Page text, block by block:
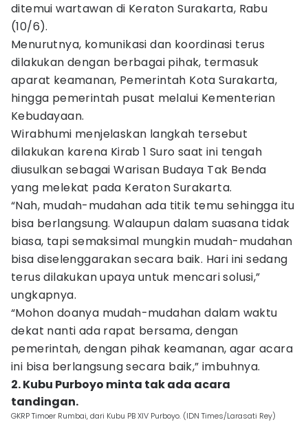
ditemui wartawan di Keraton Surakarta, Rabu
(10/6).
Menurutnya, komunikasi dan koordinasi terus
dilakukan dengan berbagai pihak, termasuk
aparat keamanan, Pemerintah Kota Surakarta,
hingga pemerintah pusat melalui Kementerian
Kebudayaan.
Wirabhumi menjelaskan langkah tersebut
dilakukan karena Kirab 1 Suro saat ini tengah
diusulkan sebagai Warisan Budaya Tak Benda
yang melekat pada Keraton Surakarta.
“Nah, mudah-mudahan ada titik temu sehingga itu
bisa berlangsung. Walaupun dalam suasana tidak
biasa, tapi semaksimal mungkin mudah-mudahan
bisa diselenggarakan secara baik. Hari ini sedang
terus dilakukan upaya untuk mencari solusi,”
ungkapnya.
“Mohon doanya mudah-mudahan dalam waktu
dekat nanti ada rapat bersama, dengan
pemerintah, dengan pihak keamanan, agar acara
ini bisa berlangsung secara baik,” imbuhnya.
2. Kubu Purboyo minta tak ada acara
tandingan.
GKRP Timoer Rumbai, dari Kubu PB XIV Purboyo. (IDN Times/Larasati Rey)